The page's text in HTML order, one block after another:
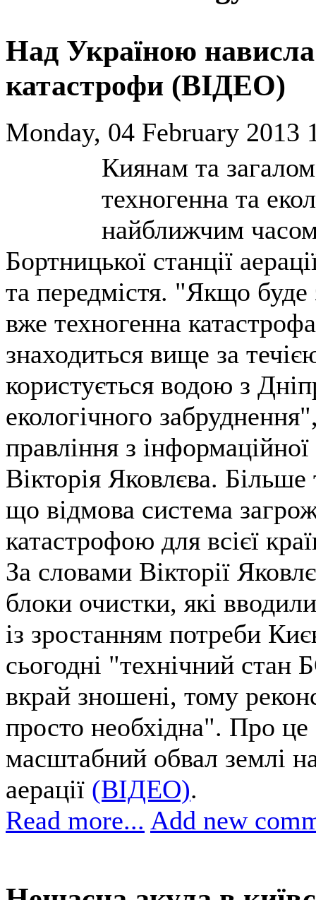
Над Україною нависла
катастрофи (ВІДЕО)
Monday, 04 February 2013
Киянам та
техногенна та
найближчим
Бортницької станції
та передмістя. "Якщо буде
вже техногенна
знаходиться вище за
користується водою з
екологічного
правління з
Вікторія Яковлєва.
що відмова система
катастрофою для всієї
За словами Вікторії
блоки очистки, які
із зростанням потреби
сьогодні "технічний стан
вкрай зношені, тому
просто необхідна". Про це
масштабний обвал землі
аерації (ВІДЕО).
Read more... Add new